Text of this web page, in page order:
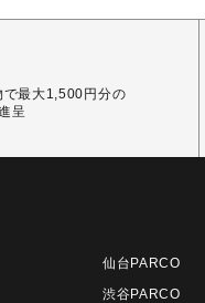
で最大1,500円分の
呈
仙台PARCO
渋谷PARCO